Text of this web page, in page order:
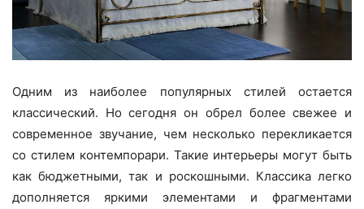
Одним из наиболее популярных стилей остается
классический. Но сегодня он обрел более свежее и
современное звучание, чем несколько перекликается
со стилем контемпорари. Такие интерьеры могут быть
как бюджетными, так и роскошными. Классика легко
дополняется яркими элементами и фрагментами